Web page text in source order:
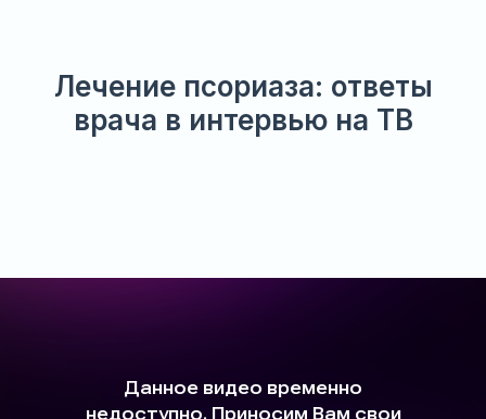
Лечение псориаза: ответы
врача в интервью на ТВ